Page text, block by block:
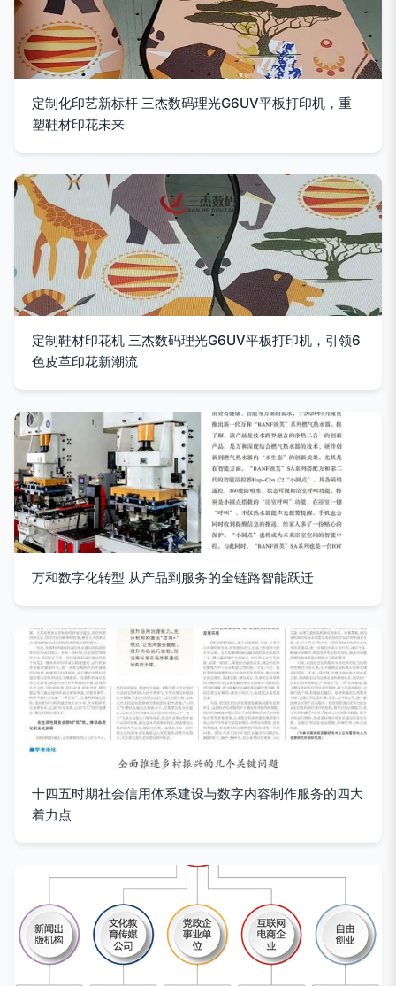
定制化印艺新标杆 三杰数码理光G6UV平板打印机，重
塑鞋材印花未来
定制鞋材印花机 三杰数码理光G6UV平板打印机，引领6
色皮革印花新潮流
万和数字化转型 从产品到服务的全链路智能跃迁
十四五时期社会信用体系建设与数字内容制作服务的四大
着力点